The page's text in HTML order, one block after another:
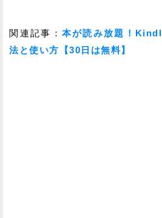
関連記事： 本が読み放題！
法と使い方【30日は無料】